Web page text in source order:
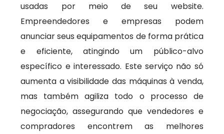
usadas por meio de seu website.
Empreendedores e empresas podem
anunciar seus equipamentos de forma prática
e eficiente, atingindo um público-alvo
específico e interessado. Este serviço não só
aumenta a visibilidade das máquinas à venda,
mas também agiliza todo o processo de
negociação, assegurando que vendedores e
compradores encontrem as melhores